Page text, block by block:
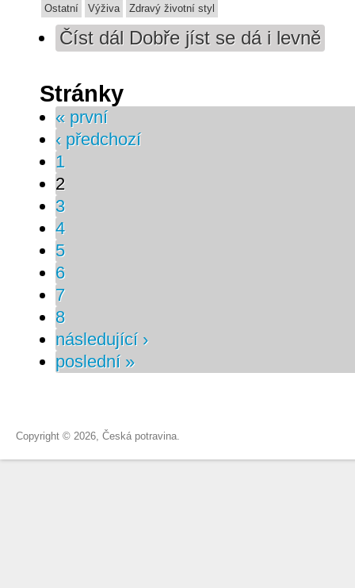
Ostatní Výživa Zdravý životní styl
Číst dál Dobře jíst se dá i levně
Stránky
« první
‹ předchozí
1
2
3
4
5
6
7
8
následující ›
poslední »
Copyright © 2026, Česká potravina.